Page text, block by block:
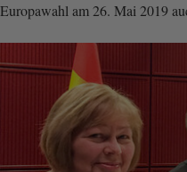
Europawahl am 26. Mai 2019